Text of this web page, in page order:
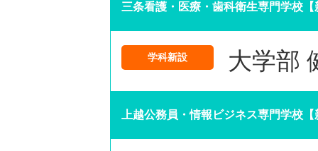
三条看護・医療・歯科衛生専門学校【
学科新設 大学部
上越公務員・情報ビジネス専門学校